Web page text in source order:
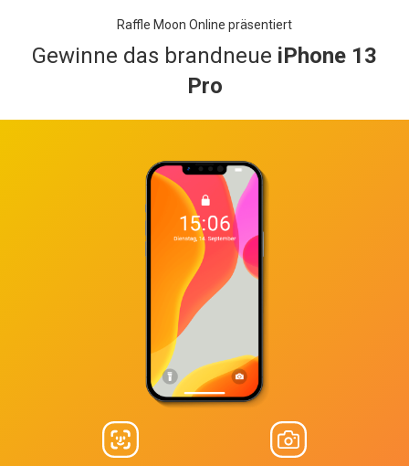
Raffle Moon Online präsentiert
Gewinne das brandneue iPhone 13
Pro